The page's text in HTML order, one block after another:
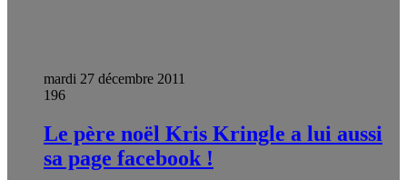
mardi 27 décembre 2011
196
Le père noël Kris Kringle a lui aussi
sa page facebook !